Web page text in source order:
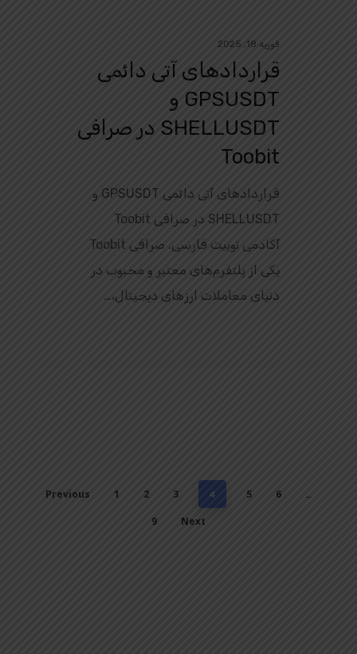
فوریه 18, 2025
قراردادهای آتی دائمی
GPSUSDT و
SHELLUSDT در صرافی
Toobit
قراردادهای آتی دائمی GPSUSDT و
SHELLUSDT در صرافی Toobit
آکادمی توبیت فارسی. صرافی Toobit
یکی از پلتفرم‌های معتبر و محبوب در
دنیای معاملات ارزهای دیجیتال،…
Previous 1 2 3 4 5 6 …
9 Next